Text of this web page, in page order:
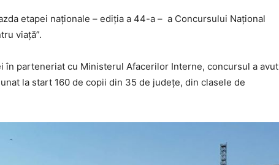
etapei naționale – ediția a 44-a – a Concursului Național
viață”.
în parteneriat cu Ministerul Afacerilor Interne, concursul a avut
la start 160 de copii din 35 de județe, din clasele de